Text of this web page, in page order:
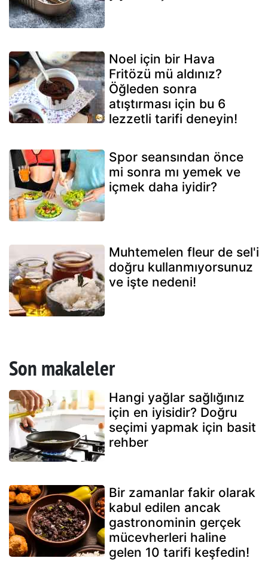
Noel için bir Hava
Fritözü mü aldınız?
Öğleden sonra
atıştırması için bu 6
lezzetli tarifi deneyin!
Spor seansından önce
mi sonra mı yemek ve
içmek daha iyidir?
Muhtemelen fleur de sel'i
doğru kullanmıyorsunuz
ve işte nedeni!
Son makaleler
Hangi yağlar sağlığınız
için en iyisidir? Doğru
seçimi yapmak için basit
rehber
Bir zamanlar fakir olarak
kabul edilen ancak
gastronominin gerçek
mücevherleri haline
gelen 10 tarifi keşfedin!